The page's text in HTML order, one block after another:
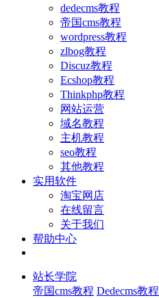
dedecms教程
帝国cms教程
wordpress教程
zlbog教程
Discuz教程
Ecshop教程
Thinkphp教程
网站运营
域名教程
主机教程
seo教程
其他教程
实用软件
淘宝网店
在线留言
关于我们
帮助中心
站长学院
帝国cms教程 Dedecms教程